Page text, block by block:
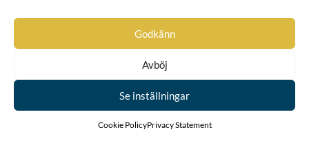
Godkänn
Avböj
Se inställningar
Cookie PolicyPrivacy Statement
26
Tott
31
Björnklou
33
Ehrenstéen
Lilliecrona